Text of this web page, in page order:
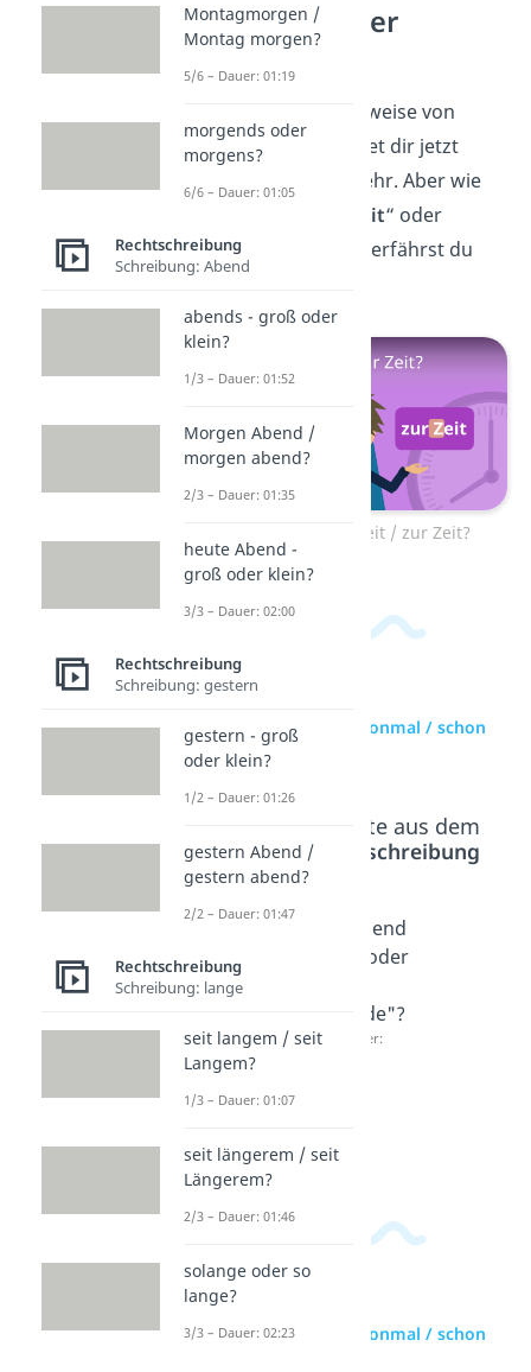
„zur Zeit“ oder
„zurzeit“?
Super! Die Schreibweise von
„schon mal“ bereitet dir jetzt
keine Probleme mehr. Aber wie
zur Zeit“ oder
„zurzeit
“ aus? Das erfährst du
Zum Video: zurzeit / zur Zeit?
zur Videoseite: schonmal / schon
mal?
Beliebte Inhalte aus dem
BereichRechtschreibung
l oder
zwei
Dauer:
01:06
ein
l?
"zuend
e" oder
Ende"?
Dauer:
zur Videoseite: schonmal / schon
Montagmorgen /
Montag morgen?
5/6 – Dauer: 01:19
morgends oder
morgens?
6/6 – Dauer: 01:05
Rechtschreibung
Schreibung: Abend
abends - groß oder
klein?
1/3 – Dauer: 01:52
Morgen Abend /
morgen abend?
2/3 – Dauer: 01:35
heute Abend -
groß oder klein?
3/3 – Dauer: 02:00
Rechtschreibung
Schreibung: gestern
gestern - groß
oder klein?
1/2 – Dauer: 01:26
gestern Abend /
gestern abend?
2/2 – Dauer: 01:47
Rechtschreibung
Schreibung: lange
seit langem / seit
Langem?
1/3 – Dauer: 01:07
seit längerem / seit
Längerem?
2/3 – Dauer: 01:46
solange oder so
lange?
3/3 – Dauer: 02:23